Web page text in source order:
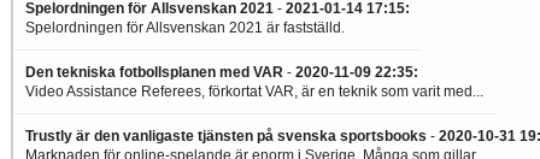
Spelordningen för Allsvenskan 2021 - 2021-01-14 17:15:
Spelordningen för Allsvenskan 2021 är fastställd.
Den tekniska fotbollsplanen med VAR - 2020-11-09 22:35:
Video Assistance Referees, förkortat VAR, är en teknik som varit med...
Trustly är den vanligaste tjänsten på svenska sportsbooks - 2020-10-31
Marknaden för online-spelande är enorm i Sverige. Många som gillar...